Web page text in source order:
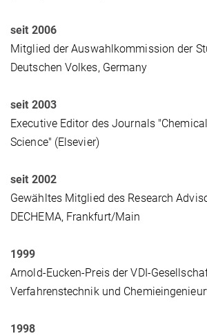
seit 2006
Mitglied der Auswahlkommission der
Deutschen Volkes, Germany
seit 2003
Executive Editor des Journals
Science" (Elsevier)
seit 2002
Gewähltes Mitglied des Research
DECHEMA, Frankfurt/Main
1999
Arnold-Eucken-Preis der VDI-
Verfahrenstechnik und
1998